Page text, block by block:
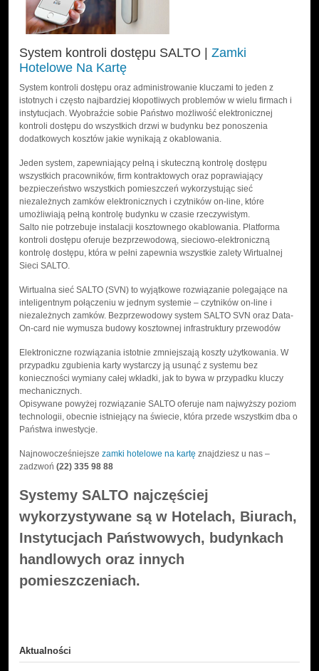
System kontroli dostępu SALTO | Zamki
Hotelowe Na Kartę
System kontroli dostępu oraz administrowanie kluczami to jeden z
istotnych i często najbardziej kłopotliwych problemów w wielu firmach i
instytucjach. Wyobraźcie sobie Państwo możliwość elektronicznej
kontroli dostępu do wszystkich drzwi w budynku bez ponoszenia
dodatkowych kosztów jakie wynikają z okablowania.
Jeden system, zapewniający pełną i skuteczną kontrolę dostępu
wszystkich pracowników, firm kontraktowych oraz poprawiający
bezpieczeństwo wszystkich pomieszczeń wykorzystując sieć
niezależnych zamków elektronicznych i czytników on-line, które
umożliwiają pełną kontrolę budynku w czasie rzeczywistym.
Salto nie potrzebuje instalacji kosztownego okablowania. Platforma
kontroli dostępu oferuje bezprzewodową, sieciowo-elektroniczną
kontrolę dostępu, która w pełni zapewnia wszystkie zalety Wirtualnej
Sieci SALTO.
Wirtualna sieć SALTO (SVN) to wyjątkowe rozwiązanie polegające na
inteligentnym połączeniu w jednym systemie – czytników on-line i
niezależnych zamków. Bezprzewodowy system SALTO SVN oraz Data-
On-card nie wymusza budowy kosztownej infrastruktury przewodów
Elektroniczne rozwiązania istotnie zmniejszają koszty użytkowania. W
przypadku zgubienia karty wystarczy ją usunąć z systemu bez
konieczności wymiany całej wkładki, jak to bywa w przypadku kluczy
mechanicznych.
Opisywane powyżej rozwiązanie SALTO oferuje nam najwyższy poziom
technologii, obecnie istniejący na świecie, która przede wszystkim dba o
Państwa inwestycje.
Najnowocześniejsze zamki hotelowe na kartę znajdziesz u nas –
zadzwoń (22) 335 98 88
Systemy SALTO najczęściej
wykorzystywane są w Hotelach, Biurach,
Instytucjach Państwowych, budynkach
handlowych oraz innych
pomieszczeniach.
Aktualności